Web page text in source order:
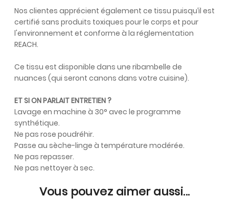
Nos clientes apprécient également ce tissu puisqu’il est
certifié sans produits toxiques pour le corps et pour
l'environnement et conforme à la réglementation
REACH.
Ce tissu est disponible dans une ribambelle de
nuances (qui seront canons dans votre cuisine).
ET SI ON PARLAIT ENTRETIEN ?
Lavage en machine à 30° avec le programme
synthétique.
Ne pas rose poudréhir.
Passe au sèche-linge à température modérée.
Ne pas repasser.
Ne pas nettoyer à sec.
Vous pouvez aimer aussi...